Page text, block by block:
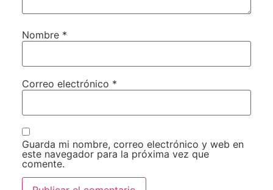
Nombre *
Correo electrónico *
Guarda mi nombre, correo electrónico y web en
este navegador para la próxima vez que
comente.